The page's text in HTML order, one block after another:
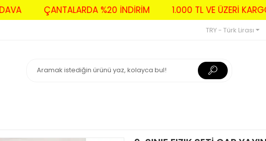
ÇANTALARDA %20 İNDİRİM 1.000 TL VE ÜZERİ
TRY - Türk Lirası